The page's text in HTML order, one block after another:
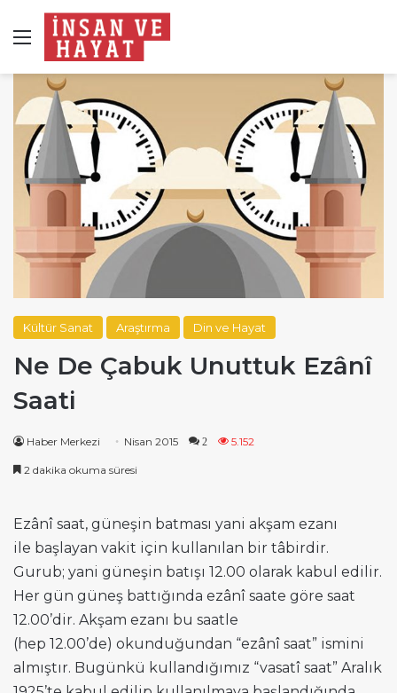
Menü
Kültür Sanat Araştırma Din ve Hayat
Ne De Çabuk Unuttuk Ezânî
Saati
Haber Merkezi Nisan 2015 2 5.152
2 dakika okuma süresi
Ezânî saat, güneşin batması yani akşam ezanı
ile başlayan vakit için kullanılan bir tâbirdir.
Gurub; yani güneşin batışı 12.00 olarak kabul edilir.
Her gün güneş battığında ezânî saate göre saat
12.00’dir. Akşam ezanı bu saatle
(hep 12.00’de) okunduğundan “ezânî saat” ismini
almıştır. Bugünkü kullandığımız “vasatî saat” Aralık